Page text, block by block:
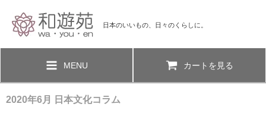
日本のいいもの、日々のくらしに。
MENU カートを見る
2020年6月 日本文化コラム